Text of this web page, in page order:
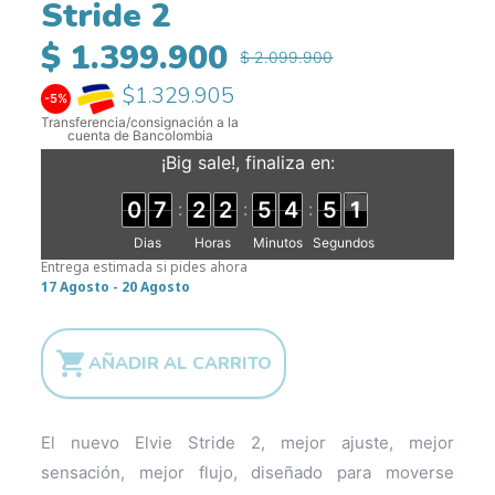
Stride 2
$ 1.399.900
$ 2.099.900
-5% $1.329.905
Transferencia/consignación a la
cuenta de Bancolombia
¡Big sale!, finaliza en:
0 7
Dias
: 2 2
Horas
: 5 4
Minutos
: 5 0
Segundos
Entrega estimada si pides ahora
17 Agosto - 20 Agosto
AÑADIR AL CARRITO
El nuevo Elvie Stride 2, mejor ajuste, mejor
sensación, mejor flujo, diseñado para moverse